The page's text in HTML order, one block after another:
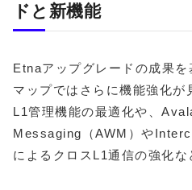
ドと新機能
Etnaアップグレードの成果
マップではさらに機能強化が
L1管理機能の最適化や、
Messaging（AWM）や
によるクロスL1通信の強化な